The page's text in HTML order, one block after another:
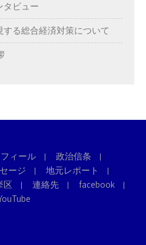
タビュー
する総合経済対策について
ィール
政治信条
ージ
地元レポート
区 連絡先
facebook